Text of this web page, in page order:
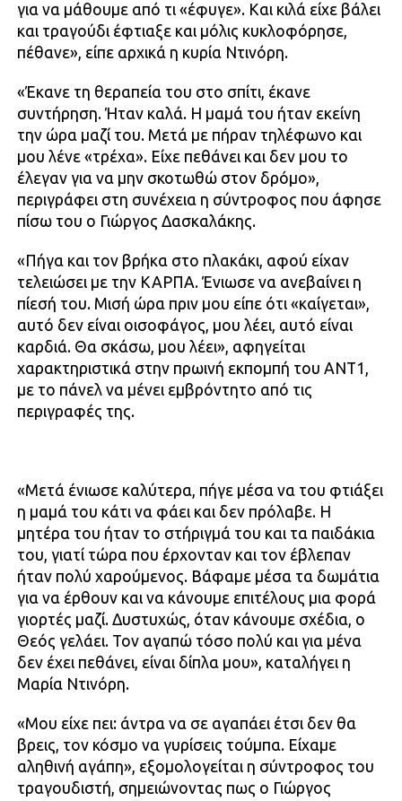
για να μάθουμε από τι «έφυγε». Και κιλά είχε βάλει
και τραγούδι έφτιαξε και μόλις κυκλοφόρησε,
πέθανε», είπε αρχικά η κυρία Ντινόρη.
«Έκανε τη θεραπεία του στο σπίτι, έκανε
συντήρηση. Ήταν καλά. Η μαμά του ήταν εκείνη
την ώρα μαζί του. Μετά με πήραν τηλέφωνο και
μου λένε «τρέχα». Είχε πεθάνει και δεν μου το
έλεγαν για να μην σκοτωθώ στον δρόμο»,
περιγράφει στη συνέχεια η σύντροφος που άφησε
πίσω του ο Γιώργος Δασκαλάκης.
«Πήγα και τον βρήκα στο πλακάκι, αφού είχαν
τελειώσει με την ΚΑΡΠΑ. Ένιωσε να ανεβαίνει η
πίεσή του. Μισή ώρα πριν μου είπε ότι «καίγεται»,
αυτό δεν είναι οισοφάγος, μου λέει, αυτό είναι
καρδιά. Θα σκάσω, μου λέει», αφηγείται
χαρακτηριστικά στην πρωινή εκπομπή του ΑΝΤ1,
με το πάνελ να μένει εμβρόντητο από τις
περιγραφές της.
«Μετά ένιωσε καλύτερα, πήγε μέσα να του φτιάξει
η μαμά του κάτι να φάει και δεν πρόλαβε. Η
μητέρα του ήταν το στήριγμά του και τα παιδάκια
του, γιατί τώρα που έρχονταν και τον έβλεπαν
ήταν πολύ χαρούμενος. Βάφαμε μέσα τα δωμάτια
για να έρθουν και να κάνουμε επιτέλους μια φορά
γιορτές μαζί. Δυστυχώς, όταν κάνουμε σχέδια, ο
Θεός γελάει. Τον αγαπώ τόσο πολύ και για μένα
δεν έχει πεθάνει, είναι δίπλα μου», καταλήγει η
Μαρία Ντινόρη.
«Μου είχε πει: άντρα να σε αγαπάει έτσι δεν θα
βρεις, τον κόσμο να γυρίσεις τούμπα. Είχαμε
αληθινή αγάπη», εξομολογείται η σύντροφος του
τραγουδιστή, σημειώνοντας πως ο Γιώργος